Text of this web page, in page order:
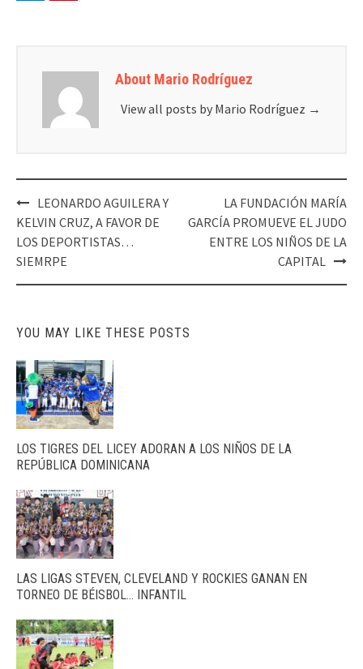
About Mario Rodríguez
View all posts by Mario Rodríguez →
Post
navigation
LEONARDO AGUILERA Y
KELVIN CRUZ, A FAVOR DE
LOS DEPORTISTAS…
SIEMRPE
LA FUNDACIÓN MARÍA
GARCÍA PROMUEVE EL JUDO
ENTRE LOS NIÑOS DE LA
CAPITAL
YOU MAY LIKE THESE POSTS
LOS TIGRES DEL LICEY ADORAN A LOS NIÑOS DE LA
REPÚBLICA DOMINICANA
LAS LIGAS STEVEN, CLEVELAND Y ROCKIES GANAN EN
TORNEO DE BÉISBOL… INFANTIL